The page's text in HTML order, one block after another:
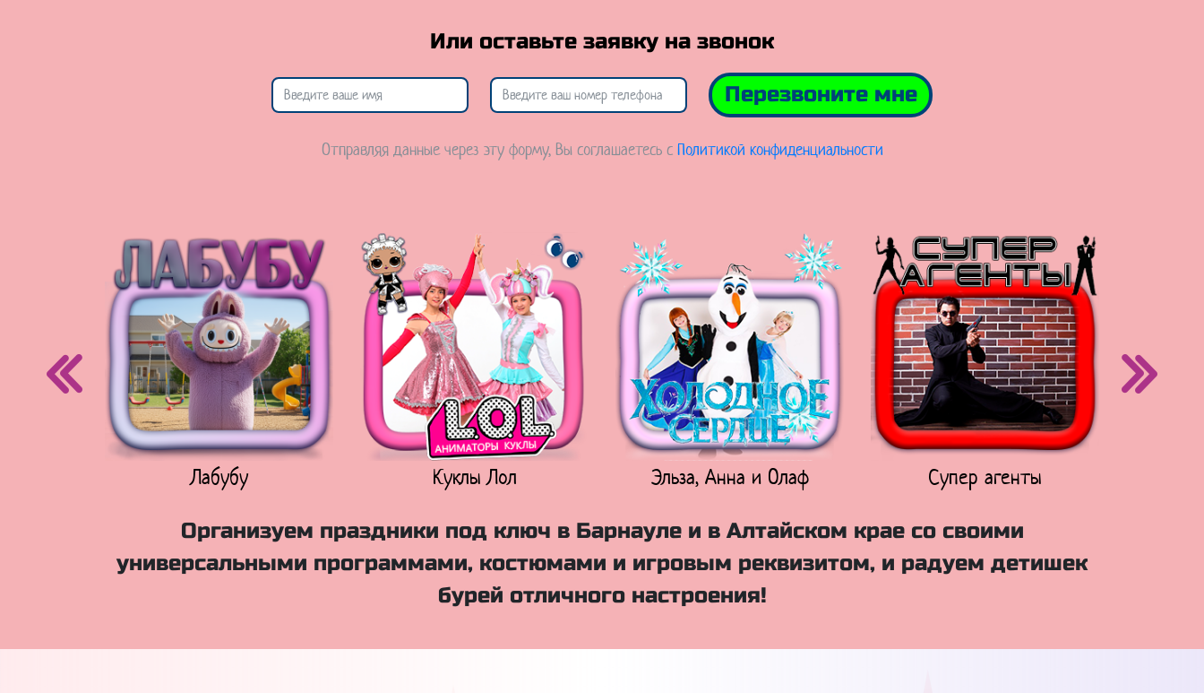
Или оставьте заявку на звонок
Перезвоните мне
Отправляя данные через эту форму, Вы соглашаетесь с Политикой конфиденциальности
Лабубу Куклы Лол Эльза, Анна и Олаф Супер агенты
Организуем праздники под ключ в Барнауле и в Алтайском крае со своими
универсальными программами, костюмами и игровым реквизитом, и радуем детишек
бурей отличного настроения!